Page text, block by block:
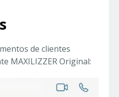
de clientes
MAXILIZZER Original: